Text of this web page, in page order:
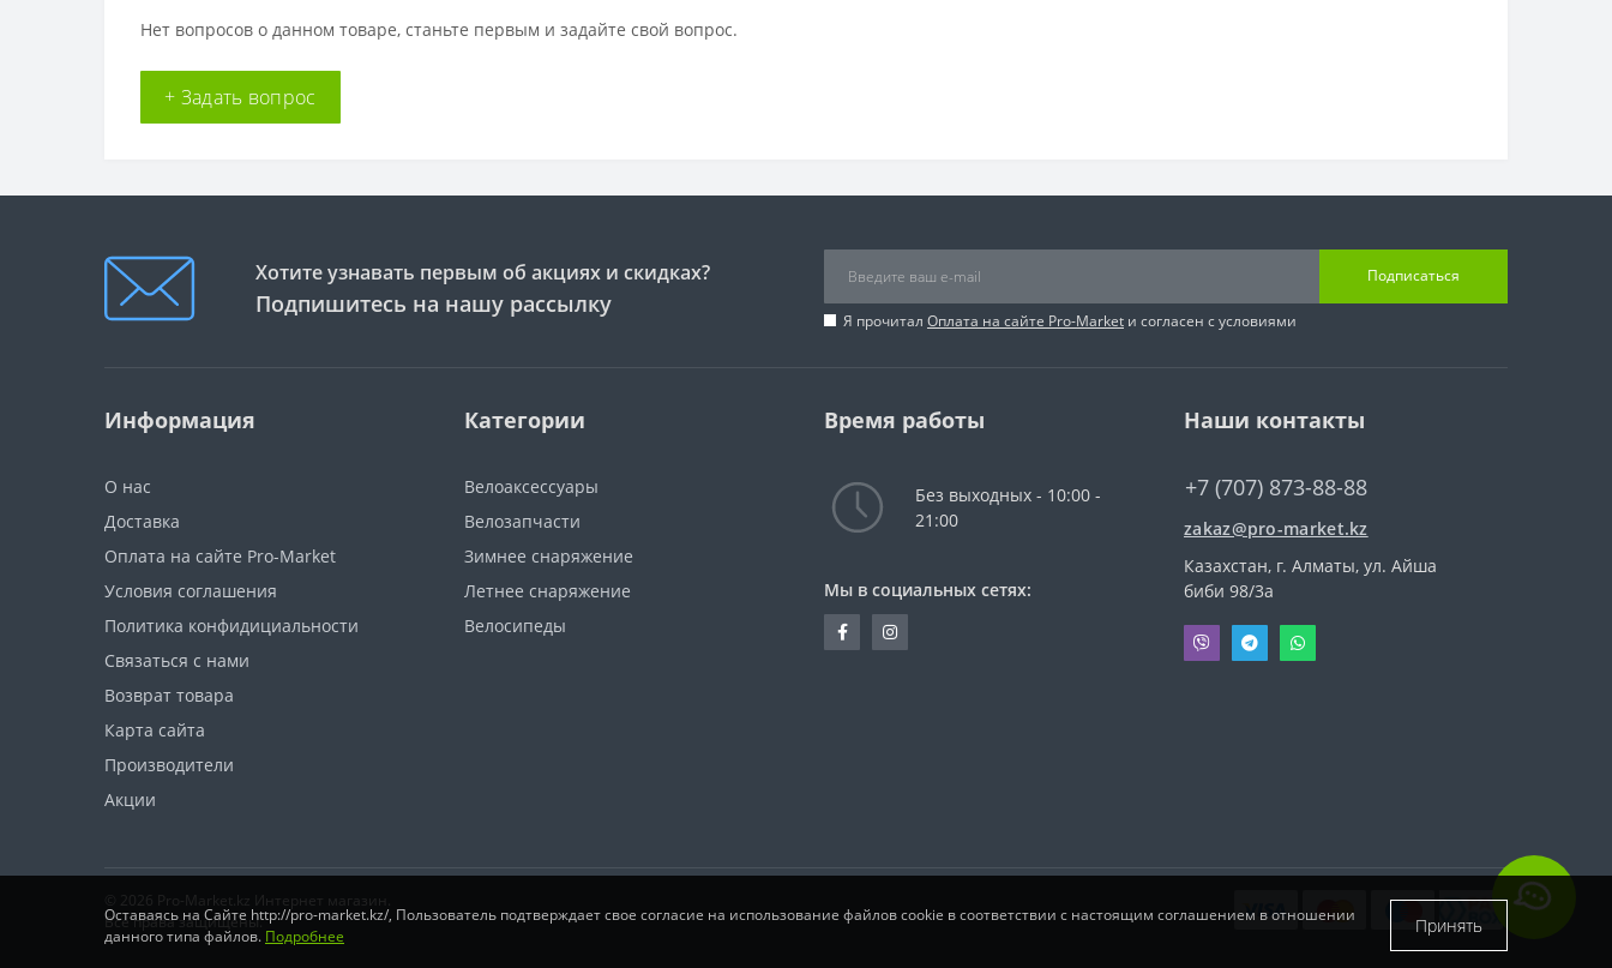
Нет вопросов о данном товаре, станьте первым и задайте свой вопрос.
+ Задать вопрос
Хотите узнавать первым об акциях и скидках?
Подпишитесь на нашу рассылку
Подписаться
Я прочитал Оплата на сайте Pro-Market и согласен с условиями
Информация
О нас
Доставка
Оплата на сайте Pro-Market
Условия соглашения
Политика конфидициальности
Связаться с нами
Возврат товара
Карта сайта
Производители
Акции
Категории
Велоаксессуары
Велозапчасти
Зимнее снаряжение
Летнее снаряжение
Велосипеды
Время работы
Без выходных - 10:00 -
21:00
Мы в социальных сетях:
Наши контакты
+7 (707) 873-88-88
zakaz@pro-market.kz
Казахстан, г. Алматы, ул. Айша
биби 98/3a
© 2026 Pro-Market.kz Интернет магазин.
Все права защищены.
Оставаясь на Сайте http://pro-market.kz/, Пользователь подтверждает свое согласие на использование файлов cookie в соответствии с настоящим соглашением в отношении
данного типа файлов. Подробнее Принять